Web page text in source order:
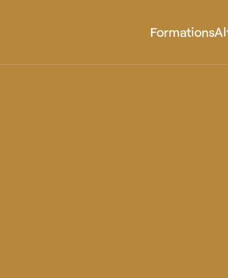
Formations